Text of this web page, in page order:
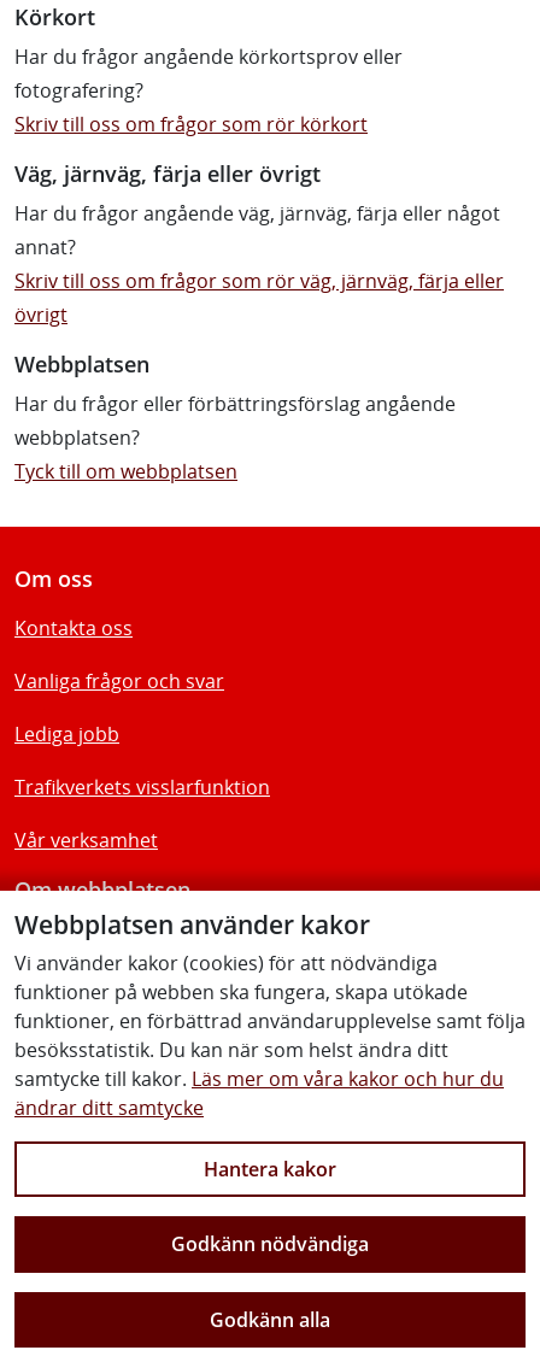
Webbplatsen använder kakor
Vi använder kakor (cookies) för att nödvändiga
funktioner på webben ska fungera, skapa utökade
funktioner, en förbättrad användarupplevelse samt följa
besöksstatistik. Du kan när som helst ändra ditt
samtycke till kakor. Läs mer om våra kakor och hur du
ändrar ditt samtycke
Hantera kakor
Godkänn nödvändiga
Godkänn alla
Körkort
Har du frågor angående körkortsprov eller
fotografering?
Skriv till oss om frågor som rör körkort
Väg, järnväg, färja eller övrigt
Har du frågor angående väg, järnväg, färja eller något
annat?
Skriv till oss om frågor som rör väg, järnväg, färja eller
övrigt
Webbplatsen
Har du frågor eller förbättringsförslag angående
webbplatsen?
Tyck till om webbplatsen
Vi gör Sverige närmare
Om oss
Kontakta oss
Vanliga frågor och svar
Lediga jobb
Trafikverkets visslarfunktion
Vår verksamhet
Om webbplatsen
Tillgänglighetsredogörelse
Följ oss
Facebook Youtube